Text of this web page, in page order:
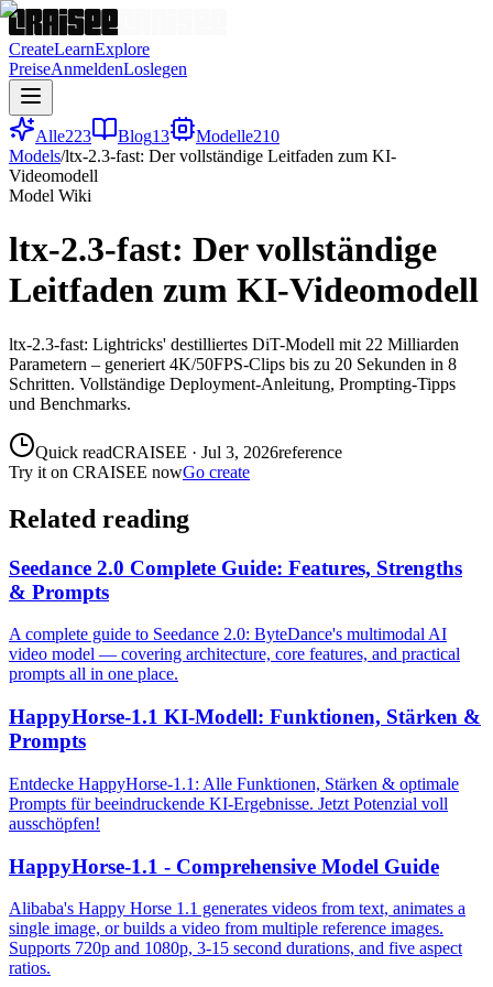
CreateLearnExplore
PreiseAnmeldenLoslegen
Alle223 Blog13 Modelle210
Models/ltx-2.3-fast: Der vollständige Leitfaden zum KI-
Videomodell
Model Wiki
ltx-2.3-fast: Der vollständige
Leitfaden zum KI-Videomodell
ltx-2.3-fast: Lightricks' destilliertes DiT-Modell mit 22 Milliarden
Parametern – generiert 4K/50FPS-Clips bis zu 20 Sekunden in 8
Schritten. Vollständige Deployment-Anleitung, Prompting-Tipps
und Benchmarks.
Quick readCRAISEE · Jul 3, 2026reference
Try it on CRAISEE nowGo create
Related reading
Seedance 2.0 Complete Guide: Features, Strengths
& Prompts
A complete guide to Seedance 2.0: ByteDance's multimodal AI
video model — covering architecture, core features, and practical
prompts all in one place.
HappyHorse-1.1 KI-Modell: Funktionen, Stärken &
Prompts
Entdecke HappyHorse-1.1: Alle Funktionen, Stärken & optimale
Prompts für beeindruckende KI-Ergebnisse. Jetzt Potenzial voll
ausschöpfen!
HappyHorse-1.1 - Comprehensive Model Guide
Alibaba's Happy Horse 1.1 generates videos from text, animates a
single image, or builds a video from multiple reference images.
Supports 720p and 1080p, 3-15 second durations, and five aspect
ratios.